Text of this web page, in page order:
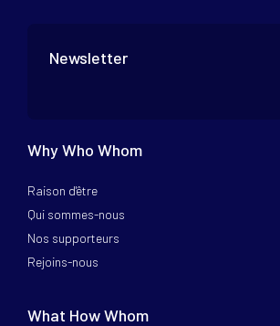
Newsletter
Why Who Whom
Raison d'être
Qui sommes-nous
Nos supporteurs
Rejoins-nous
What How Whom